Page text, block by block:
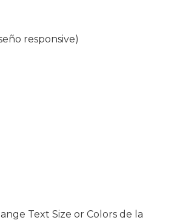
responsive)
Text Size or Colors de la